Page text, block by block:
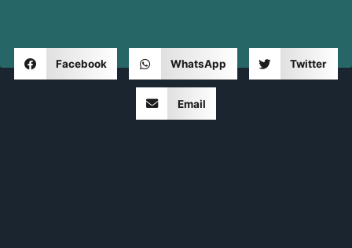
Facebook WhatsApp Twitter
Email